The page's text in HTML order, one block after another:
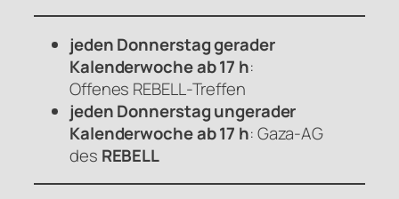
jeden Donnerstag gerader
Kalenderwoche ab 17 h:
Offenes REBELL-Treffen
jeden Donnerstag ungerader
Kalenderwoche ab 17 h: Gaza-AG
des REBELL